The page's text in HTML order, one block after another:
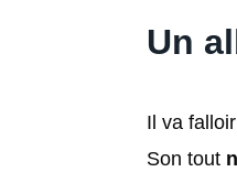
Un
Il va
Son tout